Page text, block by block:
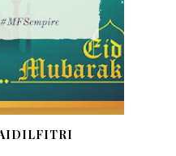
AIDILFITRI